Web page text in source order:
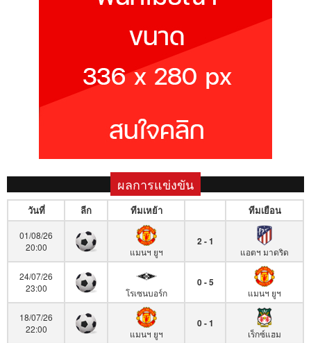
ผลการแข่งขัน
วันที่ ลีก ทีมเหย้า ทีมเยือน
01/08/26
20:00
แมนฯ ยูฯ
2 - 1
แอตฯ มาดริด
24/07/26
23:00
โรเซนบอร์ก
0 - 5
แมนฯ ยูฯ
18/07/26
22:00
แมนฯ ยูฯ
0 - 1
เร็กซ์แฮม